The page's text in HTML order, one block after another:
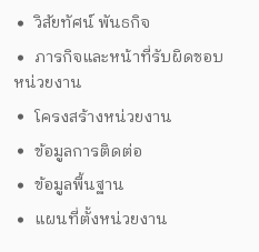
วิสัยทัศน์ พันธกิจ
ภารกิจและหน้าที่รับผิดชอบ
หน่วยงาน
โครงสร้างหน่วยงาน
ข้อมูลการติดต่อ
ข้อมูลพื้นฐาน
แผนที่ตั้งหน่วยงาน